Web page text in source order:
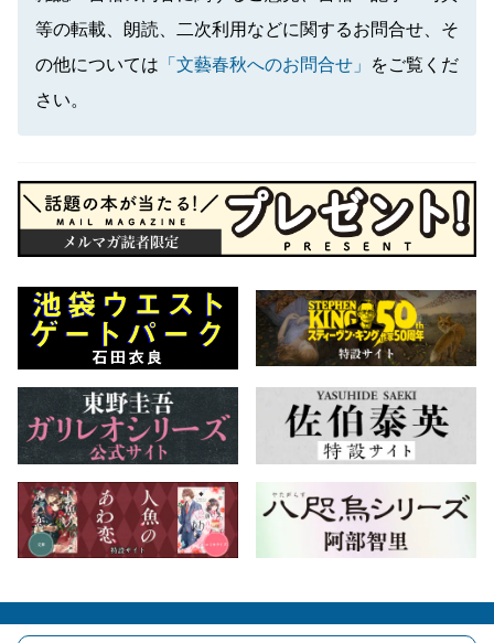
等の転載、朗読、二次利用などに関するお問合せ、そ
の他については 「文藝春秋へのお問合せ」
をご覧くだ
さい。